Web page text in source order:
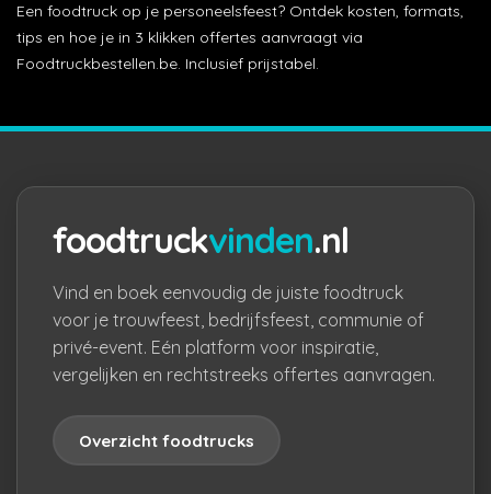
Een foodtruck op je personeelsfeest? Ontdek kosten, formats,
tips en hoe je in 3 klikken offertes aanvraagt via
Foodtruckbestellen.be. Inclusief prijstabel.
foodtruckvinden.nl
Vind en boek eenvoudig de juiste foodtruck
voor je trouwfeest, bedrijfsfeest, communie of
privé-event. Eén platform voor inspiratie,
vergelijken en rechtstreeks offertes aanvragen.
Overzicht foodtrucks